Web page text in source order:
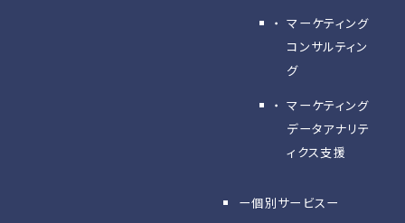
マーケティング
コンサルティン
グ
マーケティング
データアナリテ
ィクス支援
ー個別サービスー